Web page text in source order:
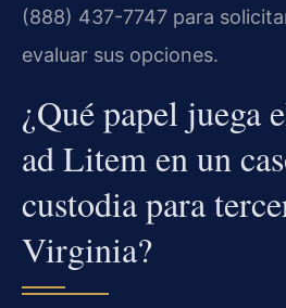
(888) 437-7747 para
evaluar sus opciones.
¿Qué papel juega
ad Litem en un
custodia para
Virginia?